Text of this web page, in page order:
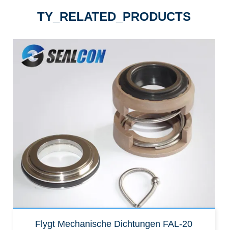
TY_RELATED_PRODUCTS
Ersatz für die unteren Teile des Flugzeugs
in der Kombi-Zone2024, 2066, 2075 Pumpe
FAL-20 untere Teile für flygt 2101 pump
FAL-20 untere Teile für flygt 3065, 3080
Pump
Flygt Mechanische Dichtungen FAL-20